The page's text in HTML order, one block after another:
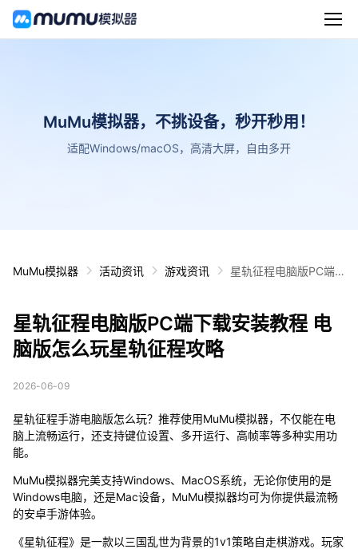
MuMu模拟器，不挑设备，秒开秒用！
适配Windows/macOS，高清大屏，自由多开
MuMu模拟器 活动资讯 游戏资讯
星轨征程电脑版PC端
星轨征程电脑版PC端下载安装教程 电
脑版怎么玩星轨征程攻略
2026-06-09
星轨征程手游电脑版怎么玩？推荐使用MuMu模拟器，不仅能在电
脑上流畅运行，还支持键位设置、多开运行、高帧率等多种实用功
能。
MuMu模拟器完美支持Windows、MacOS系统，无论你使用的是
Windows电脑，还是Mac设备，MuMu模拟器均可为你提供最流畅
的安卓手游体验。
《星轨征程》是一款以三国乱世为背景的1v1策略自走棋游戏。玩家